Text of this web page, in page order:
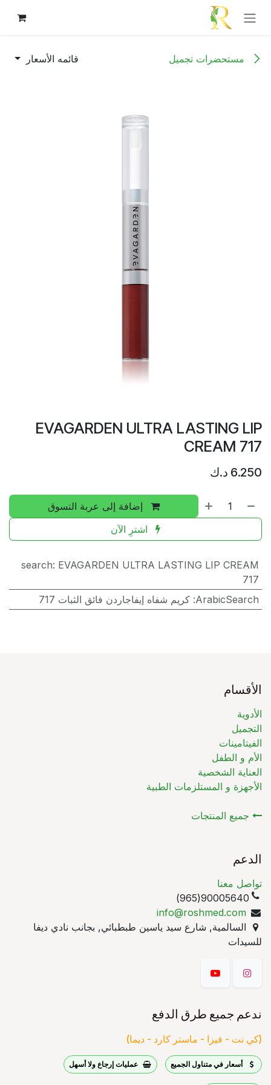
تخطي للذهاب إلى المحتوى
مستحضرات تجميل قائمه الأسعار
EVAGARDEN ULTRA LASTING LIP
CREAM 717
6.250 د.ك
إضافة إلى عربة التسوق
اشترِ الآن
search: EVAGARDEN ULTRA LASTING LIP CREAM
717
ArabicSearch
: كريم شفاه إيفاجاردن فائق الثبات 717
الأقسام
الأدوية
التجميل
الفيتامينات
الأم و الطفل
العناية الشخصية
الأجهزة و المستلزمات الطبية
جميع المنتجات
الدعم
تواصل معنا
90005640(965)
info@roshmed.com
السالمية, شارع سيد ياسين طبطبائي, بجانب نادي ديفا
للسيدات
ندعم جميع طرق الدفع
(كي نت - فيزا - ماستر كارد - ديما)
أسعار في متناول الجميع عمليات إرجاع ولا أسهل